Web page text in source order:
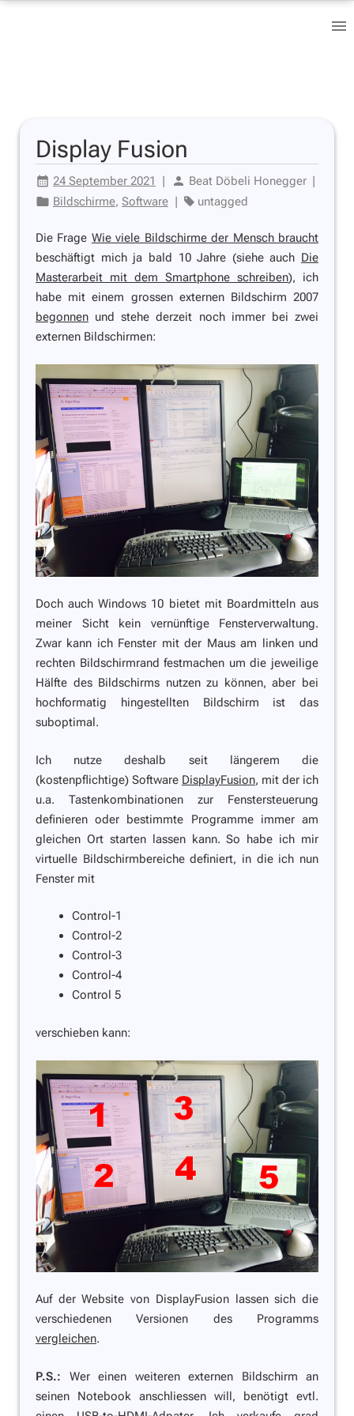
Display Fusion
24 September 2021 | Beat Döbeli Honegger |
Bildschirme, Software | untagged
Die Frage Wie viele Bildschirme der Mensch braucht
beschäftigt mich ja bald 10 Jahre (siehe auch Die
Masterarbeit mit dem Smartphone schreiben), ich
habe mit einem grossen externen Bildschirm 2007
begonnen und stehe derzeit noch immer bei zwei
externen Bildschirmen:
Doch auch Windows 10 bietet mit Boardmitteln aus
meiner Sicht kein vernünftige Fensterverwaltung.
Zwar kann ich Fenster mit der Maus am linken und
rechten Bildschirmrand festmachen um die jeweilige
Hälfte des Bildschirms nutzen zu können, aber bei
hochformatig hingestellten Bildschirm ist das
suboptimal.
Ich nutze deshalb seit längerem die
(kostenpflichtige) Software DisplayFusion, mit der ich
u.a. Tastenkombinationen zur Fenstersteuerung
definieren oder bestimmte Programme immer am
gleichen Ort starten lassen kann. So habe ich mir
virtuelle Bildschirmbereiche definiert, in die ich nun
Fenster mit
Control-1
Control-2
Control-3
Control-4
Control 5
verschieben kann:
Auf der Website von DisplayFusion lassen sich die
verschiedenen Versionen des Programms
vergleichen.
P.S.: Wer einen weiteren externen Bildschirm an
seinen Notebook anschliessen will, benötigt evtl.